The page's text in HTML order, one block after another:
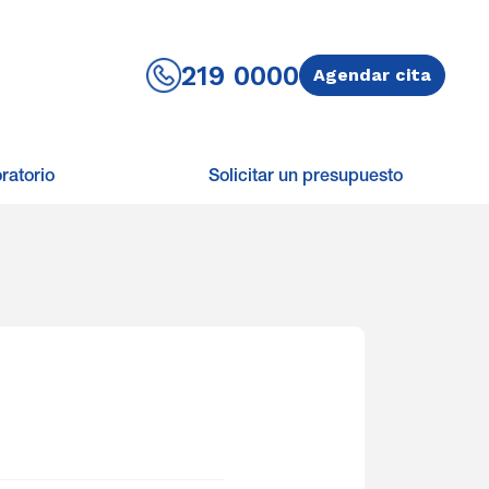
219 0000 Agendar cita
Solicitar un presupuesto